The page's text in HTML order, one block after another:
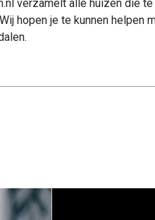
verzamelt alle huizen die te
hopen je te kunnen helpen